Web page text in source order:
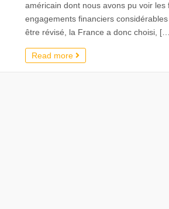
américain dont nous avons pu voir les
engagements financiers
être révisé, la France a donc choisi,
Read more